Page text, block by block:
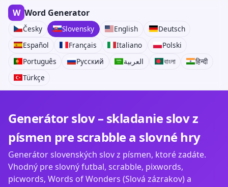
W Word Generator
Česky Slovensky English
Deutsch
Español
Français Italiano
Polski
Português
Русский العربية বাংলা
हिन्दी
Türkçe
Generátor slov – skladanie slov z
písmen pre scrabble a slovné hry
Generátor slovenských slov z písmen, ktoré zadáte.
Vhodný pre slovný futbal, scrabble, pixwords,
picwords, Words of Wonders (Slová zázrakov) a